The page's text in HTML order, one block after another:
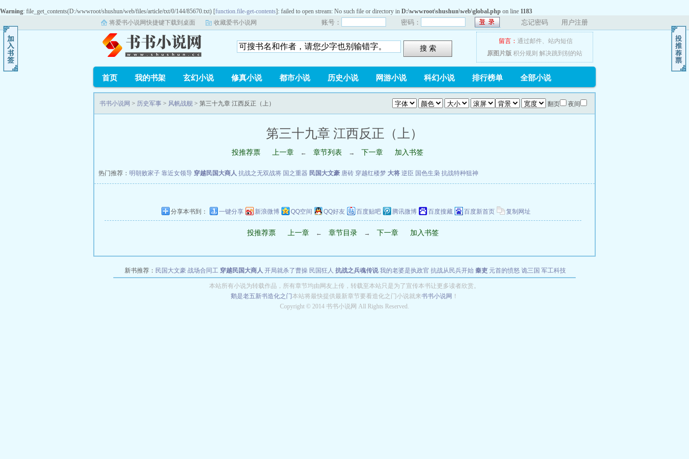
Warning: file_get_contents(D:/wwwroot/shushun/web/files/article/txt/0/144/85670.txt) [function.file-get-contents]: failed to open stream: No such file or directory in D:\wwwroot\shushun\web\global.php on line 1183
将爱书小说网快捷键下载到桌面
收藏爱书小说网 账号： 密码： 忘记密码 用户注册
搜 索
留言： 通过邮件、 站内短信
原图片版 积分规则 解决跳到别的站
首页 我的书架 玄幻小说 修真小说 都市小说 历史小说 网游小说 科幻小说 排行榜单 全部小说
翻页 夜间
书书小说网 > 历史军事 > 风帆战舰 > 第三十九章 江西反正（上）
第三十九章 江西反正（上）
投推荐票 上一章 ← 章节列表 → 下一章 加入书签
热门推荐： 明朝败家子 靠近女领导 穿越民国大商人 抗战之无双战将 国之重器 民国大文豪 唐砖 穿越红楼梦 大将 逆臣 国色生枭 抗战特种狙神
分享本书到： 一键分享 新浪微博 QQ空间 QQ好友 百度贴吧 腾讯微博 百度搜藏 百度新首页 复制网址
投推荐票 上一章 ← 章节目录 → 下一章 加入书签
新书推荐： 民国大文豪 战场合同工 穿越民国大商人 开局就杀了曹操 民国狂人 抗战之兵魂传说我的老婆是执政官 抗战从民兵开始 秦吏 元首的愤怒 诡三国 军工科技
本站所有小说为转载作品，所有章节均由网友上传，转载至本站只是为了宣传本书让更多读者欣赏。
鹅是老五新书造化之门本站将最快提供最新章节要看造化之门小说就来书书小说网 ！
Copyright © 2014 书书小说网 All Rights Reserved.